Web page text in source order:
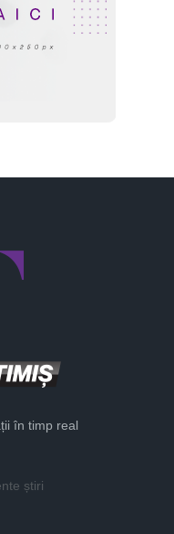
în timp real
știri